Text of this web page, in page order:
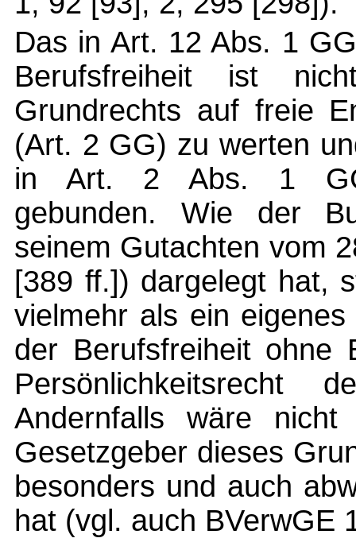
Das in Art. 12 Abs. 1
Berufsfreiheit ist
Grundrechts auf freie
(Art. 2 GG) zu werten
in Art. 2 Abs. 1
gebunden. Wie der
seinem Gutachten vom
[389 ff.]) dargelegt hat,
vielmehr als ein
der Berufsfreiheit ohne
Andernfalls wäre
Gesetzgeber dieses
besonders und auch
hat (vgl. auch BVerwGE